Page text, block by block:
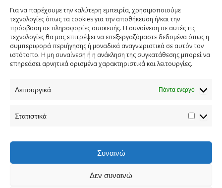
Για να παρέχουμε την καλύτερη εμπειρία, χρησιμοποιούμε
τεχνολογίες όπως τα cookies για την αποθήκευση ή/και την
πρόσβαση σε πληροφορίες συσκευής. Η συναίνεση σε αυτές τις
τεχνολογίες θα μας επιτρέψει να επεξεργαζόμαστε δεδομένα όπως η
συμπεριφορά περιήγησης ή μοναδικά αναγνωριστικά σε αυτόν τον
ιστότοπο. Η μη συναίνεση ή η ανάκληση της συγκατάθεσης μπορεί να
επηρεάσει αρνητικά ορισμένα χαρακτηριστικά και λειτουργίες.
Λειτουργικά Πάντα ενεργό
Στατιστικά
Συναινώ
Δεν συναινώ
ενεργοποιήσετε αυτό το περιεχόμενο
Αν. Τσόχα 36, Αθήνα, Τ.Κ. 11521